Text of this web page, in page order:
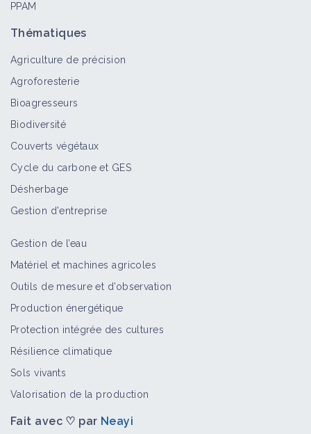
Université "Viticulture et
agroécologie" 2/2
Vidéo
Journée viticulture & agroécologie -
PPAM
Thématiques
Agriculture de précision
Agroforesterie
Bioagresseurs
Biodiversité
Couverts végétaux
Cycle du carbone et GES
Désherbage
Gestion d'entreprise
Gestion de l’eau
Matériel et machines agricoles
Outils de mesure et d’observation
Production énergétique
Protection intégrée des cultures
Résilience climatique
Sols vivants
Valorisation de la production
Fait avec ♡ par Neayi